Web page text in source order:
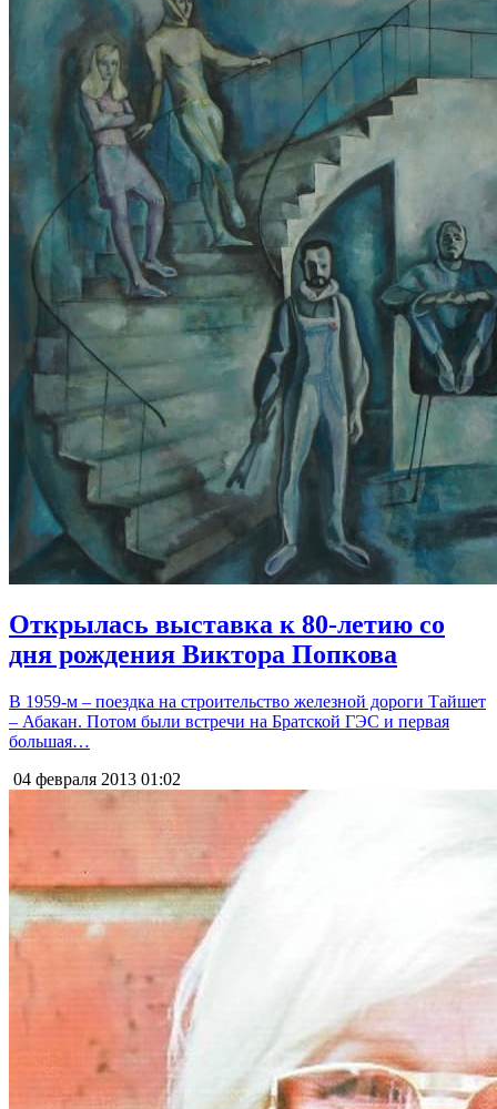
Открылась выставка к 80-летию со
дня рождения Виктора Попкова
В 1959-м – поездка на строительство железной дороги Тайшет
– Абакан. Потом были встречи на Братской ГЭС и первая
большая…
04 февраля 2013 01:02